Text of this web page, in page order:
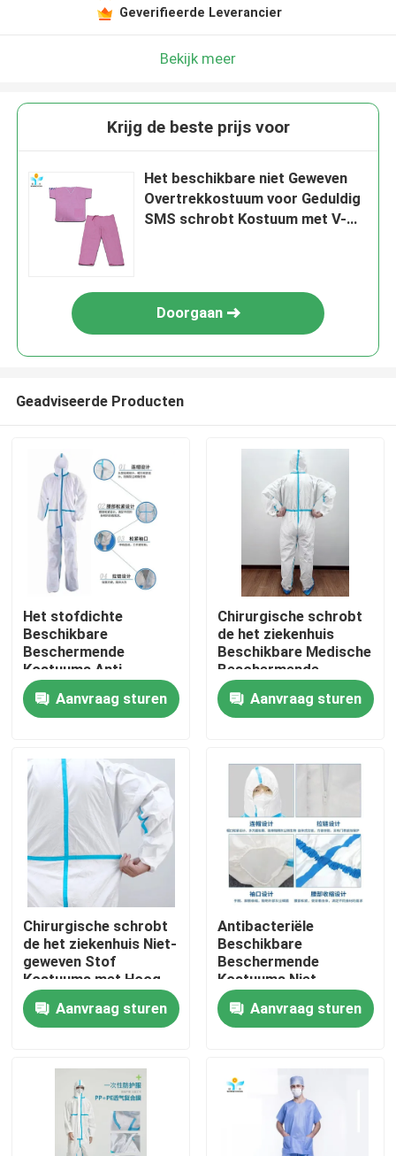
Huis
Producten
Ongeveer ons
Fabrieksreis
Kwaliteitscontrole
Contacteer ons
Verzoek om een Citaat
Beschikbare Beschermende Kostuums
Beschikbaar Beschermend Overtrek
Geverifieerde Leverancier
Bekijk meer
Krijg de beste prijs voor
Het beschikbare niet Geweven
Overtrekkostuum voor Geduldig
SMS schrobt Kostuum met V-
Doorgaan
Geadviseerde Producten
Het stofdichte
Beschikbare
Beschermende
Kostuums Anti
Bevuilen voor
Industrieel
Aanvraag sturen
Chirurgische schrobt
de het ziekenhuis
Beschikbare Medische
Beschermende
Kostuums Niveau 1-4
voor Werkende Zaal
Aanvraag sturen
Chirurgische schrobt
de het ziekenhuis Niet-
geweven Stof
Kostuums met Hoog
Breathability-Niveau
1-4 Aanvraag sturen
Antibacteriële
Beschikbare
Beschermende
Kostuums Niet-
geweven Stof met
Ritssluitingssluiting
voor Enz.
Aanvraag sturen